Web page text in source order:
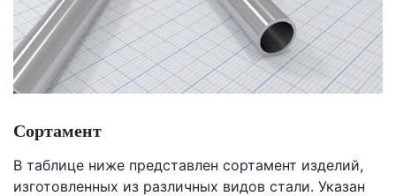
Сортамент
В таблице ниже представлен сортамент изделий,
изготовленных из различных видов стали. Указан